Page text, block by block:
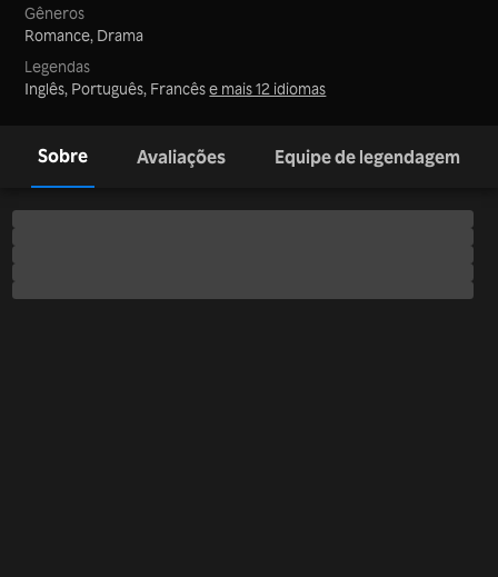
Gêneros
Romance, Drama
Legendas
Inglês, Português, Francêse mais 12 idiomas
Sobre Avaliações Equipe de legendagem